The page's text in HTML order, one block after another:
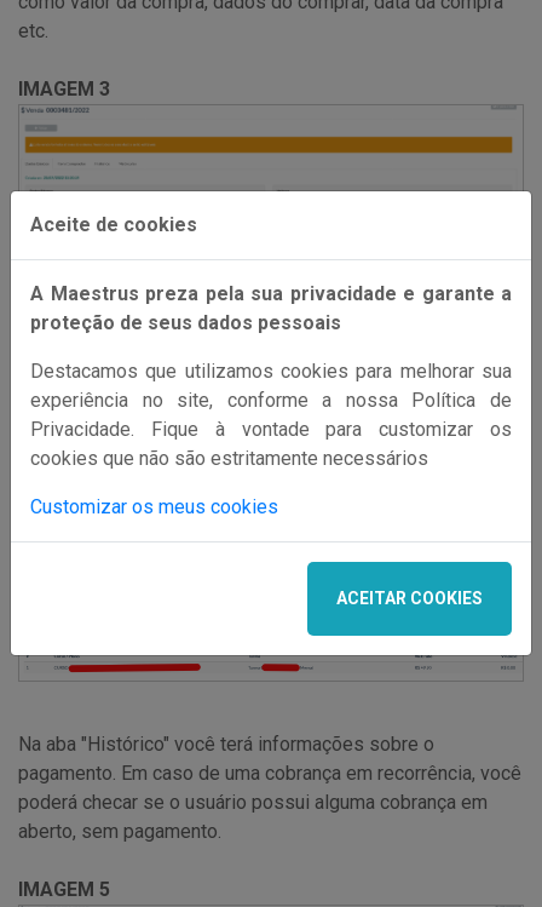
etc.
IMAGEM 3
Na segunda aba, "Itens Comprados", você terá um
detalhamento do produto que foi comprado em seu
Maestrus(curso/turma/plano, valor bruto e valor com
desconto, caso tenha sido utilizado cupom de desconto).
Na aba "Histórico" você terá informações sobre o
pagamento. Em caso de uma cobrança em recorrência, você
poderá checar se o usuário possui alguma cobrança em
aberto, sem pagamento.
IMAGEM 5
Aceite de cookies
A Maestrus preza pela sua privacidade e garante a
proteção de seus dados pessoais
Destacamos que utilizamos cookies para melhorar sua
experiência no site, conforme a nossa Política de
Privacidade. Fique à vontade para customizar os
cookies que não são estritamente necessários
Customizar os meus cookies
ACEITAR COOKIES